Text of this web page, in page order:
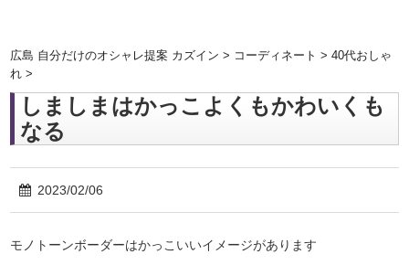
広島 自分だけのオシャレ提案 カズイン > コーディネート >40代おしゃ
れ >
しましまはかっこよくもかわいくも
なる
2023/02/06
モノトーンボーダーはかっこいいイメージがあります